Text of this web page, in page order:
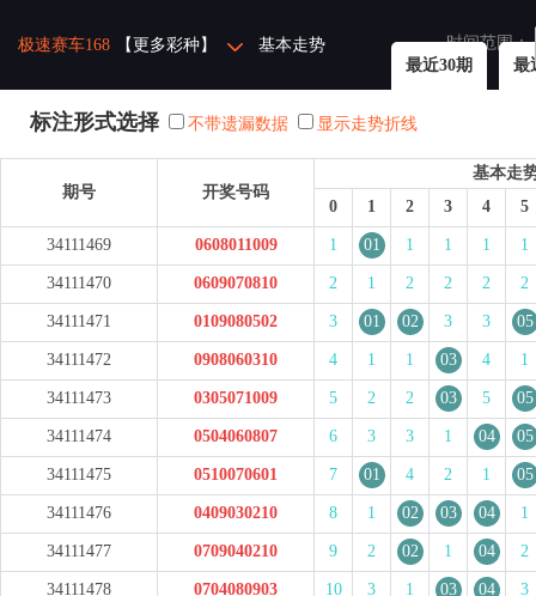
极速赛车168 【更多彩种】
基本走势
最近30期
最
时间范围：
标注形式选择 不带遗漏数据 显示走势折线
期号 开奖号码
基本走
0
1 2 3 4 5
34111469 0608011009 1 01 1 1 1 1
34111470 0609070810 2 1 2 2 2 2
34111471 0109080502 3 01 02 3 3 05
34111472 0908060310 4 1 1 03 4 1
34111473 0305071009 5 2 2 03 5 05
34111474 0504060807 6 3 3 1 04 05
34111475 0510070601 7 01 4 2 1 05
34111476 0409030210 8 1 02 03 04 1
34111477 0709040210 9 2 02 1 04 2
34111478 0704080903 10 3 1 03 04 3